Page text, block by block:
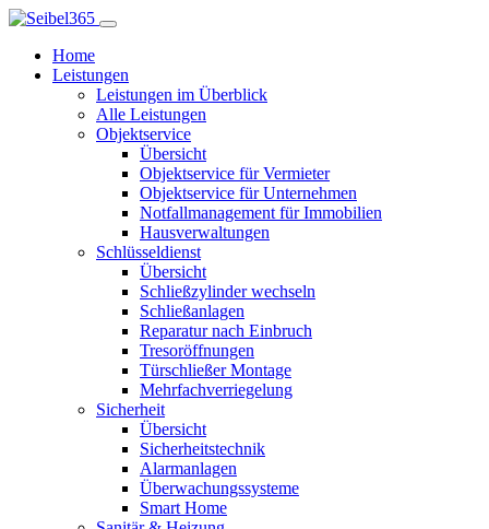
Home
Leistungen
Leistungen im Überblick
Alle Leistungen
Objektservice
Übersicht
Objektservice für Vermieter
Objektservice für Unternehmen
Notfallmanagement für Immobilien
Hausverwaltungen
Schlüsseldienst
Übersicht
Schließzylinder wechseln
Schließanlagen
Reparatur nach Einbruch
Tresoröffnungen
Türschließer Montage
Mehrfachverriegelung
Sicherheit
Übersicht
Sicherheitstechnik
Alarmanlagen
Überwachungssysteme
Smart Home